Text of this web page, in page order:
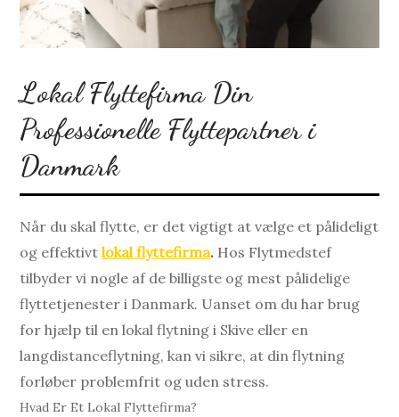
Lokal Flyttefirma Din
Professionelle Flyttepartner i
Danmark
Når du skal flytte, er det vigtigt at vælge et pålideligt
og effektivtlokal flyttefirma. Hos Flytmedstef
tilbyder vi nogle af de billigste og mest pålidelige
flyttetjenester i Danmark. Uanset om du har brug
for hjælp til en lokal flytning i Skive eller en
langdistanceflytning, kan vi sikre, at din flytning
forløber problemfrit og uden stress.
Hvad Er Et Lokal Flyttefirma?